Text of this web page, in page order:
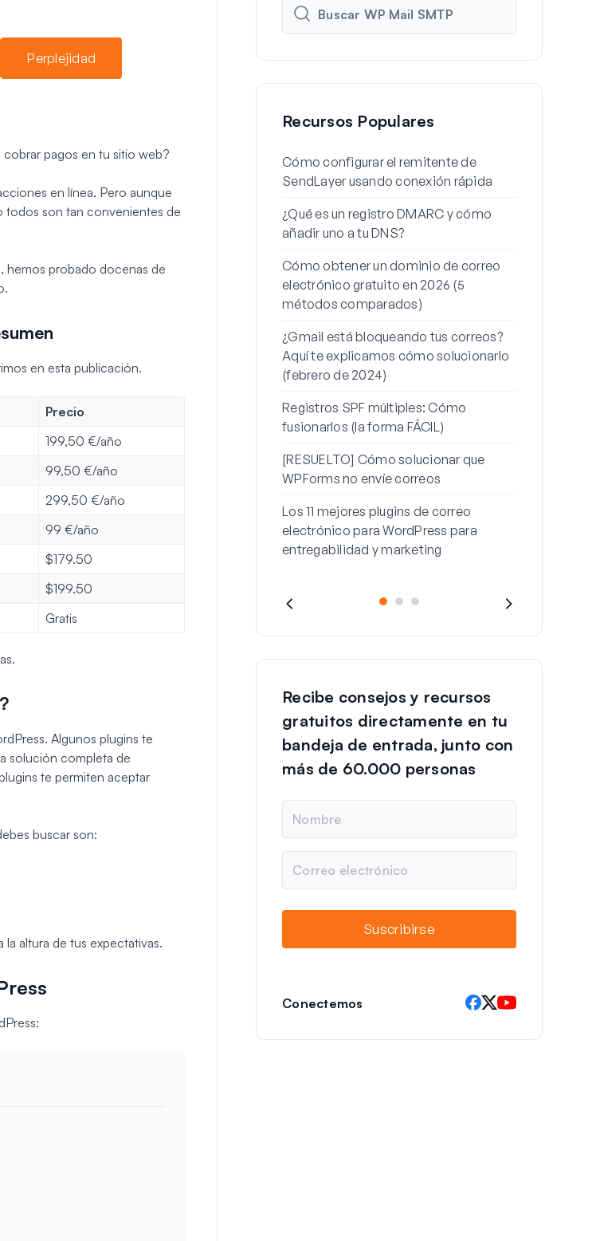
Perplejidad
cobrar pagos en tu sitio web?
en línea. Pero aunque
todos son tan convenientes de
hemos probado docenas de
en esta publicación.
Precio
199,50 €/año
99,50 €/año
299,50 €/año
99 €/año
$179.50
$199.50
Gratis
Algunos plugins te
solución completa de
te permiten aceptar
buscar son:
altura de tus expectativas.
Recursos Populares
Cómo configurar el remitente de
SendLayer usando conexión rápida
¿Qué es un registro DMARC y cómo
añadir uno a tu DNS?
Cómo obtener un dominio de correo
electrónico gratuito en 2026 (5
métodos comparados)
¿Gmail está bloqueando tus correos?
Aquí te explicamos cómo solucionarlo
(febrero de 2024)
Registros SPF múltiples: Cómo
fusionarlos (la forma FÁCIL)
[RESUELTO] Cómo solucionar que
WPForms no envíe correos
Los 11 mejores plugins de correo
electrónico para WordPress para
entregabilidad y marketing
Recibe consejos y recursos
gratuitos directamente en tu
bandeja de entrada, junto con
más de 60.000 personas
m
b
r
e
t
ó
Suscribirse
Conectemos